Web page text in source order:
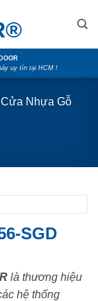
uy tín tại HCM !
Cửa Nhựa Gỗ
SGD
là thương hiệu
hệ thống